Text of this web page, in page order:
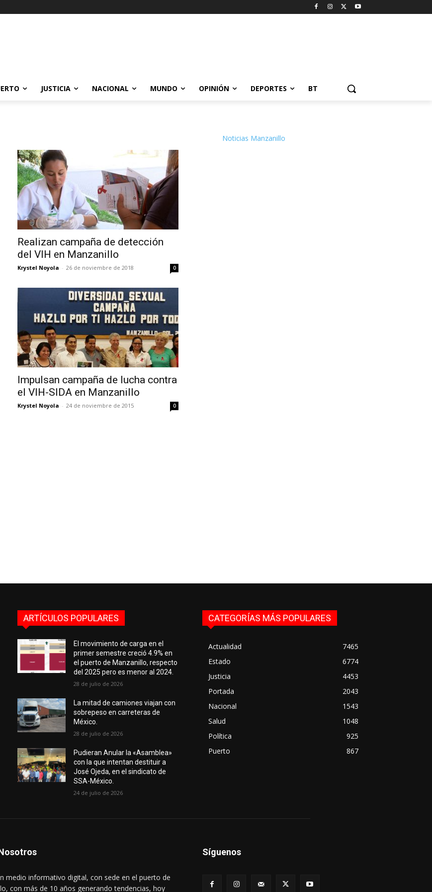
JUSTICIA NACIONAL MUNDO OPINIÓN DEPORTES BT
Realizan campaña de detección
del VIH en Manzanillo
Krystel Noyola - 26 de noviembre de 2018 0
Impulsan campaña de lucha contra
el VIH-SIDA en Manzanillo
Krystel Noyola - 24 de noviembre de 2015 0
Noticias Manzanillo
ARTÍCULOS POPULARES
El movimiento de carga en el
primer semestre creció 4.9% en
el puerto de Manzanillo, respecto
del 2025 pero es menor al 2024.
28 de julio de 2026
La mitad de camiones viajan con
sobrepeso en carreteras de
México.
28 de julio de 2026
Pudieran Anular la «Asamblea»
con la que intentan destituir a
José Ojeda, en el sindicato de
SSA-México.
24 de julio de 2026
CATEGORÍAS MÁS POPULARES
Actualidad
7465
Estado
6774
Justicia
4453
Portada
2043
Nacional
1543
Salud
1048
Política
925
Puerto
867
medio informativo digital, con sede en el puerto de
con más de 10 años generando tendencias, hoy
Síguenos